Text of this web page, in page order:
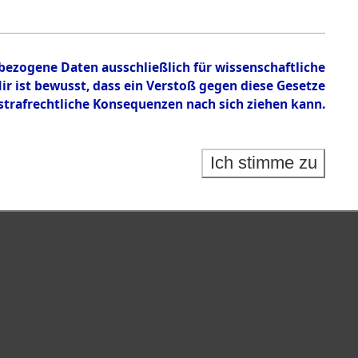
Daten ausschließlich für wissenschaftliche
bewusst, dass ein Verstoß gegen diese Gesetze
Konsequenzen nach sich ziehen kann.
Ich stimme zu